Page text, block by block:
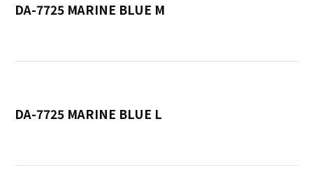
DA-7725 MARINE BLUE M
DA-7725 MARINE BLUE L